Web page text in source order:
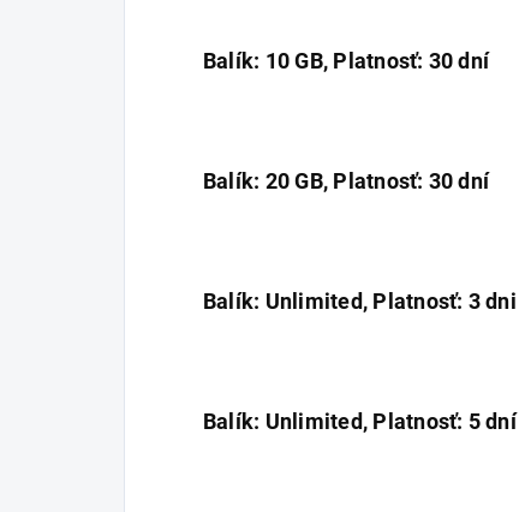
Balík: 10 GB, Platnosť: 30 dní
Balík: 20 GB, Platnosť: 30 dní
Balík: Unlimited, Platnosť: 3 dni
Balík: Unlimited, Platnosť: 5 dní